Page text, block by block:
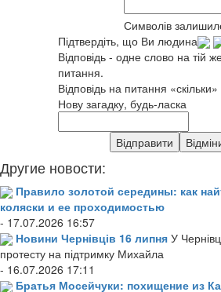
Символів
Підтвердіть, що Ви людина
Відповідь - одне слово на тій
питання.
Відповідь на питання
Нову загадку, будь-ласка
Другие новости:
Правило золотой середины: как
коляски и ее проходимостью
- 17.07.2026 16:57
Новини Чернівців 16 липня У
протесту на підтримку Михайла
- 16.07.2026 17:11
Братья Мосейчуки: похищение из